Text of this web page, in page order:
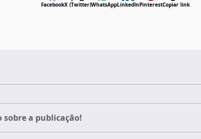
FacebookX (Twitter)WhatsAppLinkedInPinterestCopiar link
sobre a publicação!